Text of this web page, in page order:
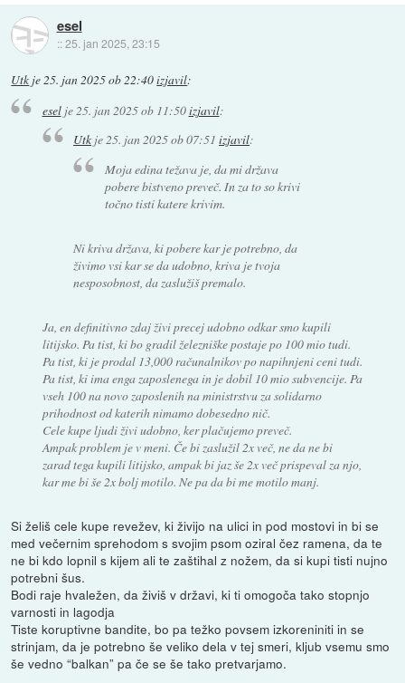
esel
::25. jan 2025, 23:15
Utk je25. jan 2025 ob 22:40izjavil:
eselje 25. jan 2025 ob 11:50izjavil:
Utk je25. jan 2025 ob 07:51 izjavil:
Moja edina težava je, da mi država
pobere bistveno preveč. In za to so krivi
točno tisti katere krivim.
Ni kriva država, ki pobere kar je potrebno, da
živimo vsi kar se da udobno, kriva je tvoja
nesposobnost, da zaslužiš premalo.
Ja, en definitivno zdaj živi precej udobno odkar smo kupili
litijsko. Pa tist, ki bo gradil železniške postaje po 100 mio tudi.
Pa tist, ki je prodal 13,000 računalnikov po napihnjeni ceni tudi.
Pa tist, ki ima enga zaposlenega in je dobil 10 mio subvencije. Pa
vseh 100 na novo zaposlenih na ministrstvu za solidarno
prihodnost od katerih nimamo dobesedno nič.
Cele kupe ljudi živi udobno, ker plačujemo preveč.
Ampak problem je v meni. Če bi zaslužil 2x več, ne da ne bi
zarad tega kupili litijsko, ampak bi jaz še 2x več prispeval za njo,
kar me bi še 2x bolj motilo. Ne pa da bi me motilo manj.
Si želiš cele kupe revežev, ki živijo na ulici in pod mostovi in bi se
med večernim sprehodom s svojim psom oziral čez ramena, da te
ne bi kdo lopnil s kijem ali te zaštihal z nožem, da si kupi tisti nujno
potrebni šus.
Bodi raje hvaležen, da živiš v državi, ki ti omogoča tako stopnjo
varnosti in lagodja
Tiste koruptivne bandite, bo pa težko povsem izkoreniniti in se
strinjam, da je potrebno še veliko dela v tej smeri, kljub vsemu smo
še vedno “balkan” pa če se še tako pretvarjamo.